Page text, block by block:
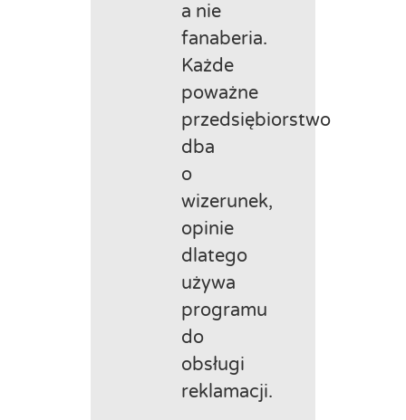
a nie
fanaberia.
Każde
poważne
przedsiębiorstwo
dba
o
wizerunek,
opinie
dlatego
używa
programu
do
obsługi
reklamacji.